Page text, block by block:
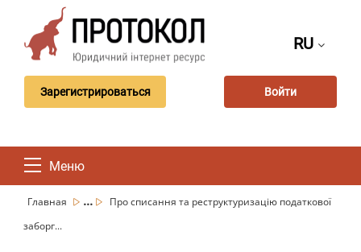
RU
Зарегистрироваться Войти
Меню
Главная ...
Про списання та реструктуризацію податкової
заборг...